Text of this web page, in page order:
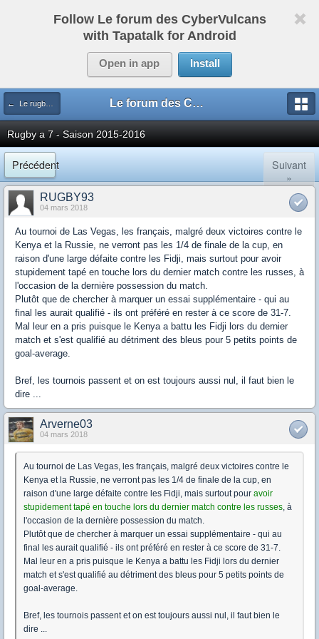
Follow Le forum des CyberVulcans
with Tapatalk for Android
Open in app Install
← Le rugby international Le forum des CyberVulcans
Rugby a 7 - Saison 2015-2016
Précédent
Suivant
»
RUGBY93
04 mars 2018
Au tournoi de Las Vegas, les français, malgré deux victoires contre le
Kenya et la Russie, ne verront pas les 1/4 de finale de la cup, en
raison d'une large défaite contre les Fidji, mais surtout pour avoir
stupidement tapé en touche lors du dernier match contre les russes, à
l'occasion de la dernière possession du match.
Plutôt que de chercher à marquer un essai supplémentaire - qui au
final les aurait qualifié - ils ont préféré en rester à ce score de 31-7.
Mal leur en a pris puisque le Kenya a battu les Fidji lors du dernier
match et s'est qualifié au détriment des bleus pour 5 petits points de
goal-average.
Bref, les tournois passent et on est toujours aussi nul, il faut bien le
dire ...
Arverne03
04 mars 2018
Au tournoi de Las Vegas, les français, malgré deux victoires contre le
Kenya et la Russie, ne verront pas les 1/4 de finale de la cup, en
raison d'une large défaite contre les Fidji, mais surtout pour avoir
stupidement tapé en touche lors du dernier match contre les russes, à
l'occasion de la dernière possession du match.
Plutôt que de chercher à marquer un essai supplémentaire - qui au
final les aurait qualifié - ils ont préféré en rester à ce score de 31-7.
Mal leur en a pris puisque le Kenya a battu les Fidji lors du dernier
match et s'est qualifié au détriment des bleus pour 5 petits points de
goal-average.
Bref, les tournois passent et on est toujours aussi nul, il faut bien le
dire ...